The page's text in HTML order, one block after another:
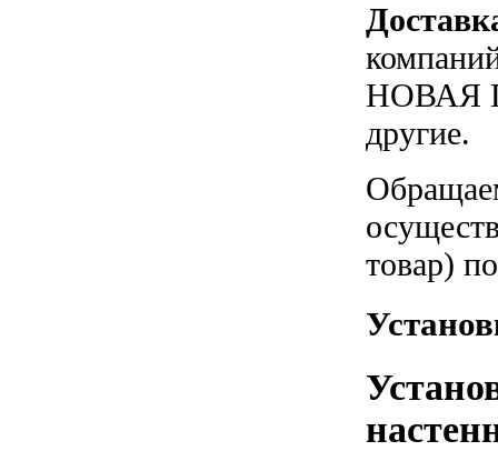
НОВАЯ
другие.
товар)